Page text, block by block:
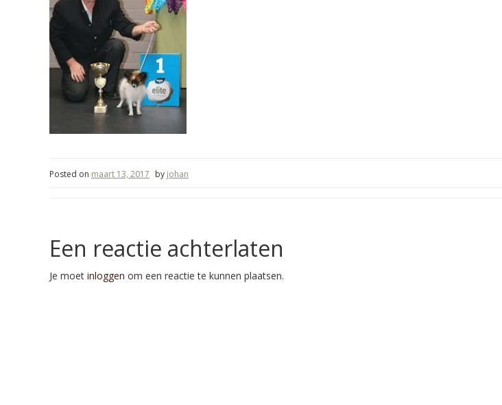
Posted on maart 13, 2017 by johan
Een reactie achterlaten
Je moet inloggen om een reactie te kunnen plaatsen.